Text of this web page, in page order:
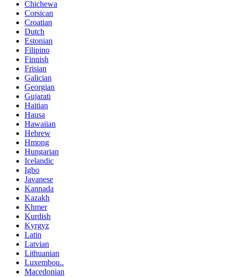
Chichewa
Corsican
Croatian
Dutch
Estonian
Filipino
Finnish
Frisian
Galician
Georgian
Gujarati
Haitian
Hausa
Hawaiian
Hebrew
Hmong
Hungarian
Icelandic
Igbo
Javanese
Kannada
Kazakh
Khmer
Kurdish
Kyrgyz
Latin
Latvian
Lithuanian
Luxembou..
Macedonian